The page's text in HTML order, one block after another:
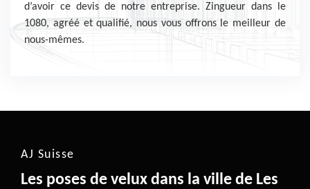
d’avoir ce devis de notre entreprise. Zingueur dans le
1080, agréé et qualifié, nous vous offrons le meilleur de
nous-mêmes.
AJ Suisse
Les poses de velux dans la ville de Les